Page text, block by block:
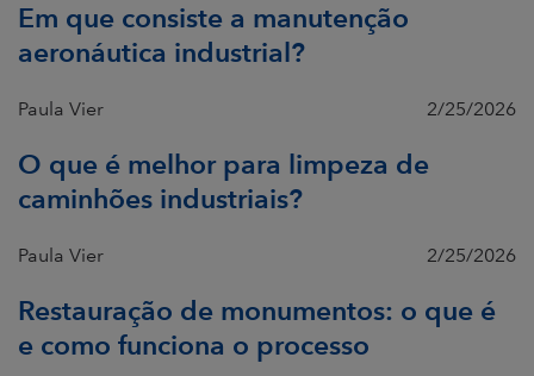
Em que consiste a manutenção
aeronáutica industrial?
Paula Vier 2/25/2026
O que é melhor para limpeza de
caminhões industriais?
Paula Vier 2/25/2026
Restauração de monumentos: o que é
e como funciona o processo